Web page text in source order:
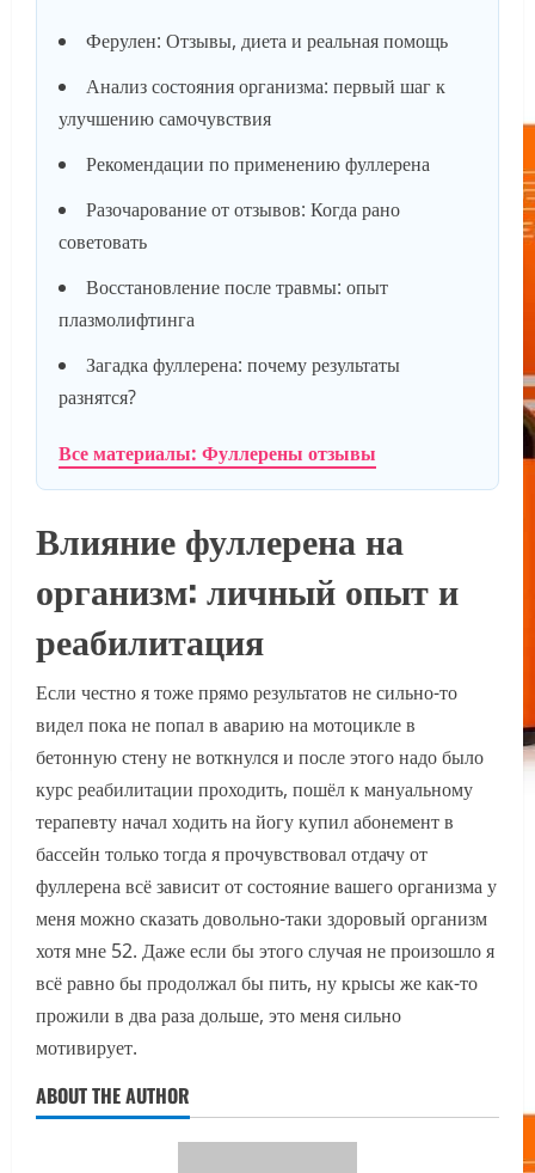
Ферулен: Отзывы, диета и реальная помощь
Анализ состояния организма: первый шаг к
улучшению самочувствия
Рекомендации по применению фуллерена
Разочарование от отзывов: Когда рано
советовать
Восстановление после травмы: опыт
плазмолифтинга
Загадка фуллерена: почему результаты
разнятся?
Все материалы: Фуллерены отзывы
Влияние фуллерена на
организм: личный опыт и
реабилитация
Если честно я тоже прямо результатов не сильно-то
видел пока не попал в аварию на мотоцикле в
бетонную стену не воткнулся и после этого надо было
курс реабилитации проходить, пошёл к мануальному
терапевту начал ходить на йогу купил абонемент в
бассейн только тогда я прочувствовал отдачу от
фуллерена всё зависит от состояние вашего организма у
меня можно сказать довольно-таки здоровый организм
хотя мне 52. Даже если бы этого случая не произошло я
всё равно бы продолжал бы пить, ну крысы же как-то
прожили в два раза дольше, это меня сильно
мотивирует.
ABOUT THE AUTHOR